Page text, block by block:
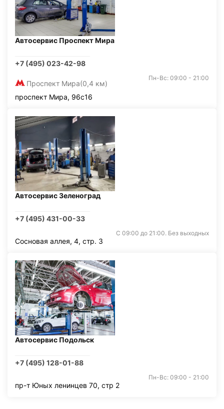
Автосервис Проспект Мира
+7 (495) 023-42-98
Проспект Мира(0,4 км)
Пн-Вс: 09:00 - 21:00
проспект Мира, 96с16
Автосервис Зеленоград
+7 (495) 431-00-33
С 09:00 до 21:00. Без выходных
Сосновая аллея, 4, стр. 3
Автосервис Подольск
+7 (495) 128-01-88
Пн-Вс: 09:00 - 21:00
пр-т Юных ленинцев 70, стр 2